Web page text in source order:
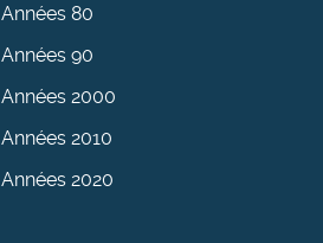
Années 80
Années 90
Années 2000
Années 2010
Années 2020